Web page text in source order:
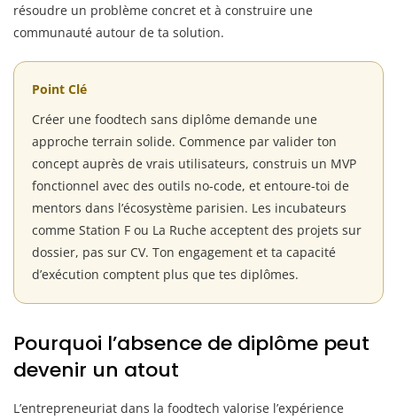
résoudre un problème concret et à construire une
communauté autour de ta solution.
Point Clé
Créer une foodtech sans diplôme demande une
approche terrain solide. Commence par valider ton
concept auprès de vrais utilisateurs, construis un MVP
fonctionnel avec des outils no-code, et entoure-toi de
mentors dans l’écosystème parisien. Les incubateurs
comme Station F ou La Ruche acceptent des projets sur
dossier, pas sur CV. Ton engagement et ta capacité
d’exécution comptent plus que tes diplômes.
Pourquoi l’absence de diplôme peut
devenir un atout
L’entrepreneuriat dans la foodtech valorise l’expérience